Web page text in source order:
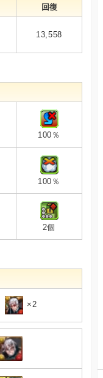
回復
13,558
100％
100％
2個
×2